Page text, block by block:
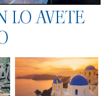
LO AVETE